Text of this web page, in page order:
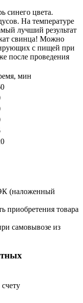
синего цвета.
На температуре
лучший результат
свинца! Можно
с пищей при
после проведения
мин
(наложенный
приобретения товара
самовывозе из